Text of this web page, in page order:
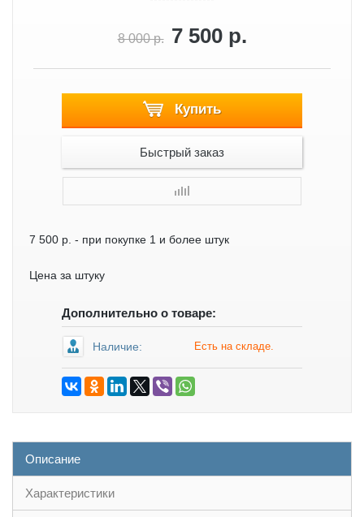
8 000 р. 7 500 р.
Купить
Быстрый заказ
7 500 р. - при покупке 1 и более штук
Цена за штуку
Дополнительно о товаре:
Наличие: Есть на складе.
Описание
Характеристики